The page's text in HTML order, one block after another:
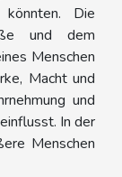
Die
und dem
Menschen
Macht und
und
In der
Menschen